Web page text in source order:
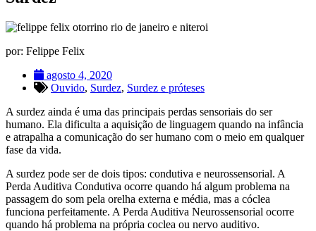
por: Felippe Felix
agosto 4, 2020
Ouvido, Surdez, Surdez e próteses
A surdez ainda é uma das principais perdas sensoriais do ser
humano. Ela dificulta a aquisição de linguagem quando na infância
e atrapalha a comunicação do ser humano com o meio em qualquer
fase da vida.
A surdez pode ser de dois tipos: condutiva e neurossensorial. A
Perda Auditiva Condutiva ocorre quando há algum problema na
passagem do som pela orelha externa e média, mas a cóclea
funciona perfeitamente. A Perda Auditiva Neurossensorial ocorre
quando há problema na própria coclea ou nervo auditivo.